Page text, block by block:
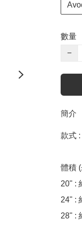
數量
−
簡介
款式
體積
20" :
24" :
28" :